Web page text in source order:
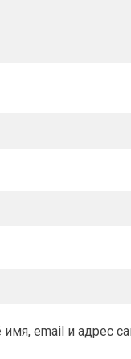
имя, email и адрес